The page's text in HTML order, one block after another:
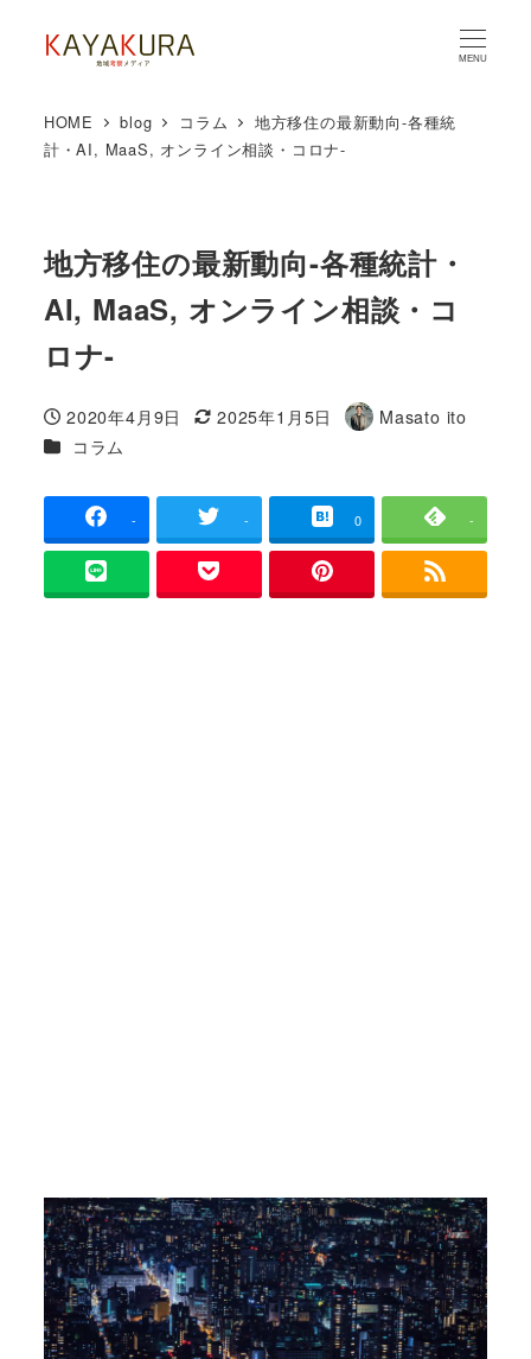
MENU
HOME blog コラム
地方移住の最新動向-各種統
計・AI, MaaS, オンライン相談・コロナ-
地方移住の最新動向-各種統計・
AI, MaaS, オンライン相談・コ
ロナ-
投稿日
2020年4月9日
更新日
2025年1月5日
著
Masato ito
カテゴリー
コラム
- - 0 -